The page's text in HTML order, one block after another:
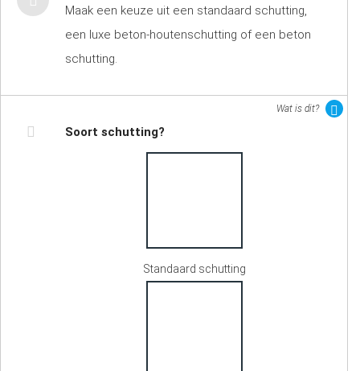
Maak een keuze uit een standaard schutting,
een luxe beton-houtenschutting of een beton
schutting.
Wat is dit?
Soort schutting?
Standaard schutting